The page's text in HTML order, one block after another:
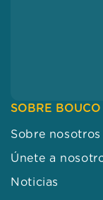
SOBRE BOUCO
Sobre nosotros
Únete a
Noticias